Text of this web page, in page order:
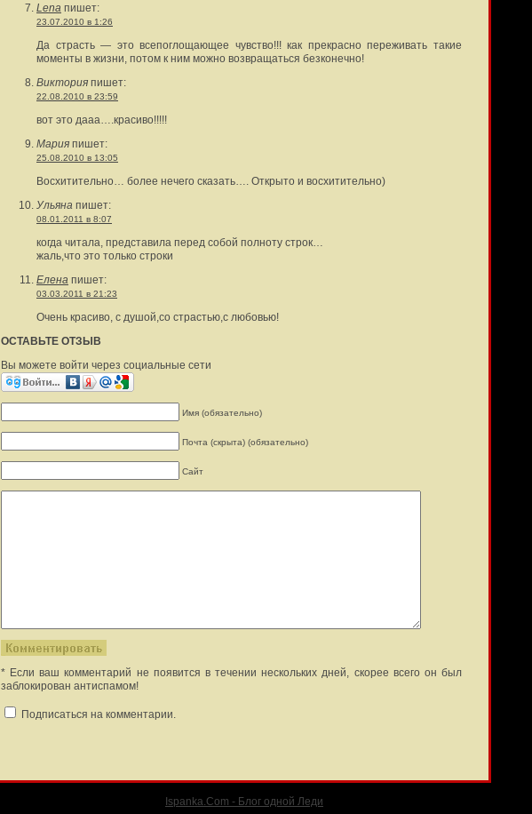
Lena пишет:
23.07.2010 в 1:26
Да страсть — это всепоглощающее чувство!!! как прекрасно переживать такие
моменты в жизни, потом к ним можно возвращаться безконечно!
Виктория пишет:
22.08.2010 в 23:59
вот это дааа….красиво!!!!!
Мария пишет:
25.08.2010 в 13:05
Восхитительно… более нечего сказать…. Открыто и восхитительно)
Ульяна пишет:
08.01.2011 в 8:07
когда читала, представила перед собой полноту строк…
жаль,что это только строки
Елена пишет:
03.03.2011 в 21:23
Очень красиво, с душой,со страстью,с любовью!
ОСТАВЬТЕ ОТЗЫВ
Вы можете войти через социальные сети
Имя (обязательно)
Почта (скрыта) (обязательно)
Сайт
* Если ваш комментарий не появится в течении нескольких дней, скорее всего он был
заблокирован антиспамом!
Подписаться на комментарии.
Ispanka.Com - Блог одной Леди